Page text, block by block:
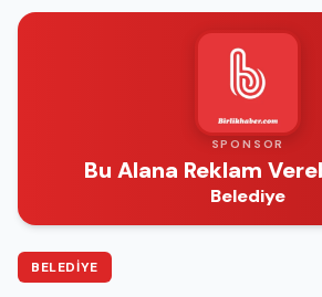
SPONSOR
Bu Alana Reklam
Belediye
BELEDIYE